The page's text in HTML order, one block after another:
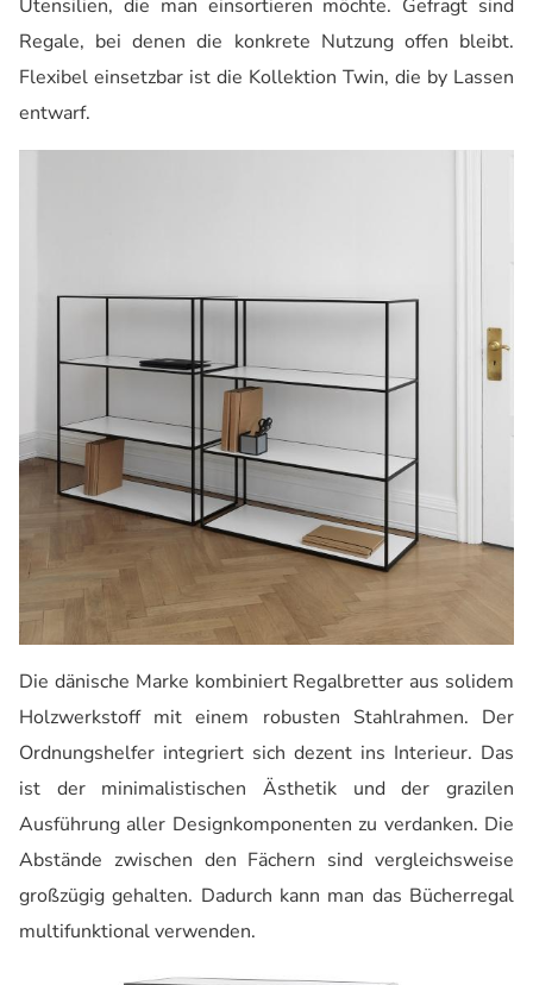
Utensilien, die man einsortieren möchte. Gefragt sind
Regale, bei denen die konkrete Nutzung offen bleibt.
Flexibel einsetzbar ist die Kollektion Twin, die by Lassen
entwarf.
Die dänische Marke kombiniert Regalbretter aus solidem
Holzwerkstoff mit einem robusten Stahlrahmen. Der
Ordnungshelfer integriert sich dezent ins Interieur. Das
ist der minimalistischen Ästhetik und der grazilen
Ausführung aller Designkomponenten zu verdanken. Die
Abstände zwischen den Fächern sind vergleichsweise
großzügig gehalten. Dadurch kann man das Bücherregal
multifunktional verwenden.